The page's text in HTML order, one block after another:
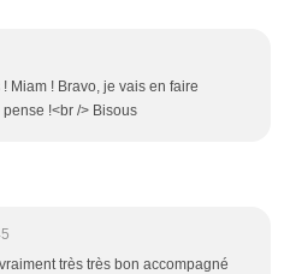
Miam ! Bravo, je vais en faire
!<br /> Bisous
très très bon accompagné